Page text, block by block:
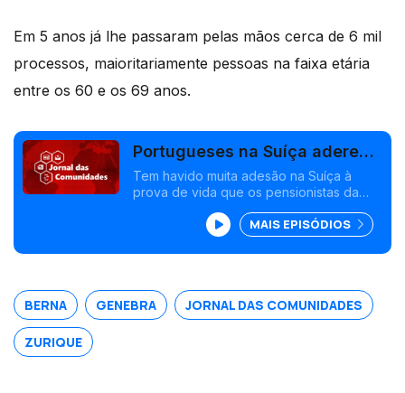
Em 5 anos já lhe passaram pelas mãos cerca de 6 mil
processos, maioritariamente pessoas na faixa etária
entre os 60 e os 69 anos.
Portugueses na Suíça aderem
à prova de vida
Tem havido muita adesão na Suíça à
prova de vida que os pensionistas da
fazer. Candidato a Belém, António José
Seguro tem apoio da diáspora socialista.
Edição Isabel Gaspar Dias
MAIS EPISÓDIOS
BERNA GENEBRA JORNAL DAS COMUNIDADES
ZURIQUE